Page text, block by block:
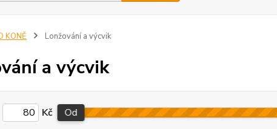
KONĚ Lonžování a výcvik
a výcvik
Kč Od